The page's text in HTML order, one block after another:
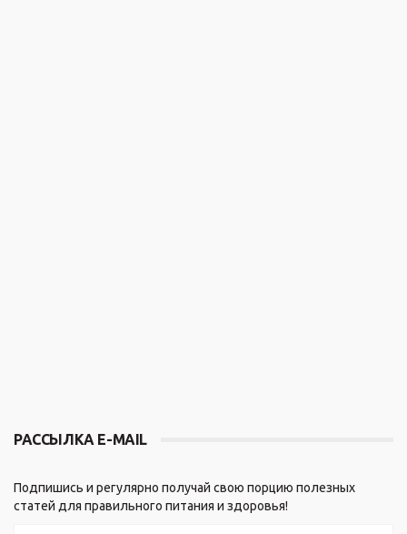
РАССЫЛКА E-MAIL
Подпишись и регулярно получай свою порцию полезных
статей для правильного питания и здоровья!